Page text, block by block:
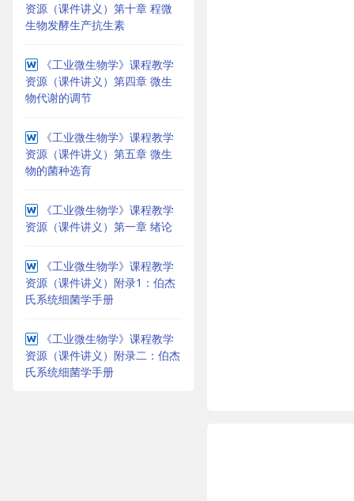
资源（课件讲义）第十章 程微
生物发酵生产抗生素
《工业微生物学》课程教学
资源（课件讲义）第四章 微生
物代谢的调节
《工业微生物学》课程教学
资源（课件讲义）第五章 微生
物的菌种选育
《工业微生物学》课程教学
资源（课件讲义）第一章 绪论
《工业微生物学》课程教学
资源（课件讲义）附录1：伯杰
氏系统细菌学手册
《工业微生物学》课程教学
资源（课件讲义）附录二：伯杰
氏系统细菌学手册